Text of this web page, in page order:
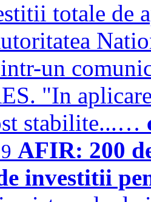
totale de
un
"In
stabilite...…
AFIR: 200
investitii